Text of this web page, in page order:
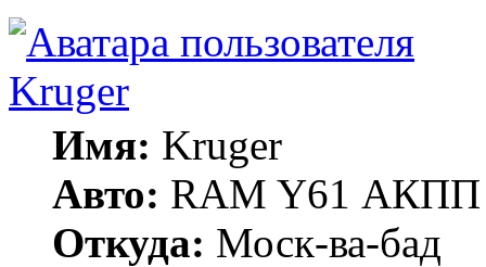
Kruger
Имя: Kruger
Авто: RAM Y61 АКПП
Откуда: Моск-ва-бад